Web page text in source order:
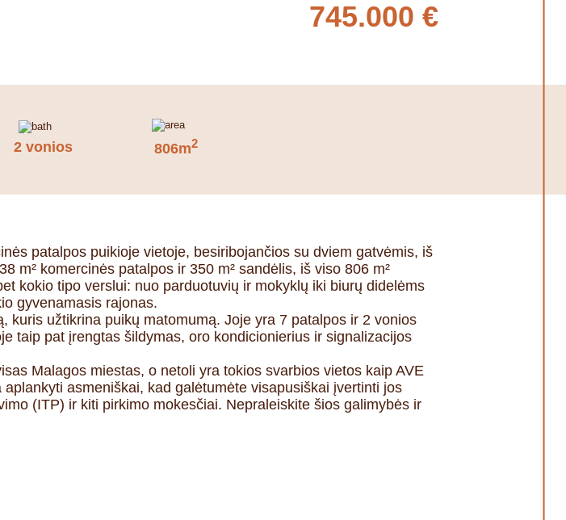
745.000 €
2 vonios 806m2
patalpos puikioje vietoje, besiribojančios su dviem gatvėmis, iš
m² komercinės patalpos ir 350 m² sandėlis, iš viso 806 m²
kokio tipo verslui: nuo parduotuvių ir mokyklų iki biurų didelėms
gyvenamasis rajonas.
užtikrina puikų matomumą. Joje yra 7 patalpos ir 2 vonios
taip pat įrengtas šildymas, oro kondicionierius ir signalizacijos
Malagos miestas, o netoli yra tokios svarbios vietos kaip AVE
asmeniškai, kad galėtumėte visapusiškai įvertinti jos
(ITP) ir kiti pirkimo mokesčiai. Nepraleiskite šios galimybės ir